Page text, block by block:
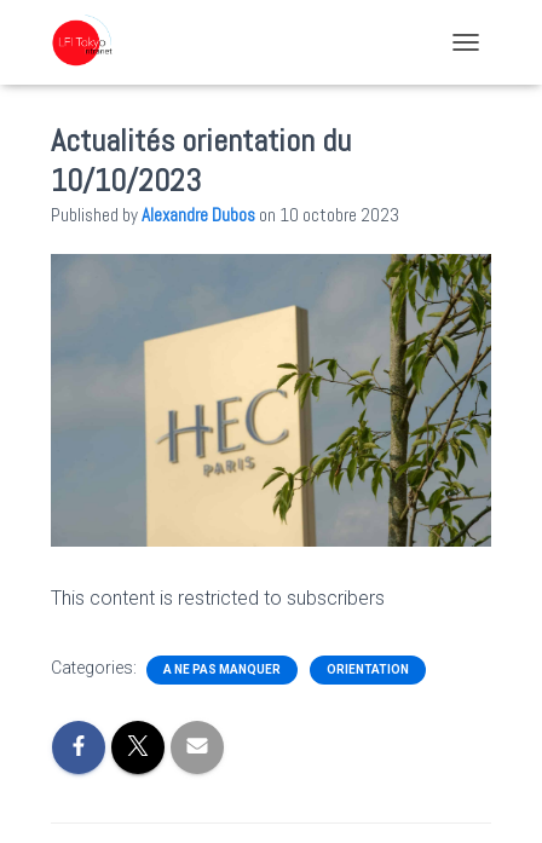
Actualités orientation du
10/10/2023
Published byAlexandre Dubos on 10 octobre 2023
This content is restricted to subscribers
Categories: A NE PAS MANQUER ORIENTATION